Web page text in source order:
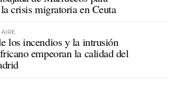
crisis migratoria en Ceuta
los incendios y la intrusión
empeoran la calidad del